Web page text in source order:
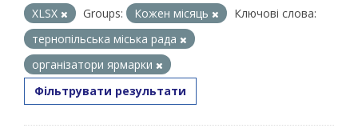
XLSX
Groups: Кожен місяць
Ключові слова:
тернопільська міська рада
організатори ярмарки
Фільтрувати результати